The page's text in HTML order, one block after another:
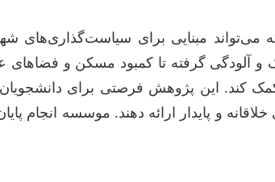
می‌تواند مبنایی برای
آلودگی گرفته تا کمبود مسکن و فضاهای
کمک کند. این پژوهش فرصتی برای
و پایدار ارائه دهند. موسسه انجام